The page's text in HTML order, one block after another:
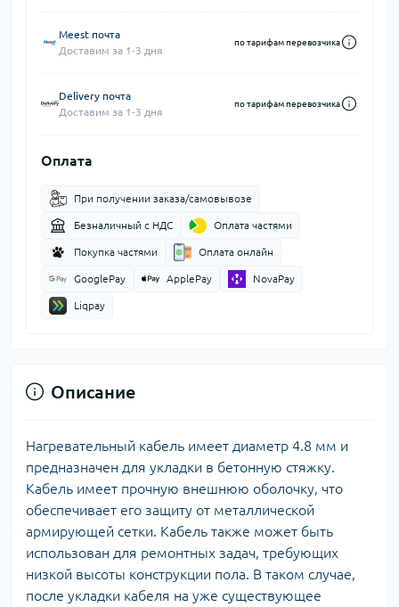
Meest почта
Доставим за 1-3 дня
по тарифам перевозчика
Delivery почта
Доставим за 1-3 дня
по тарифам перевозчика
Оплата
При получении заказа/самовывозе
Безналичный с НДС Оплата частями
Покупка частями Оплата онлайн
GooglePay ApplePay NovaPay
Liqpay
Описание
Нагревательный кабель имеет диаметр 4.8 мм и
предназначен для укладки в бетонную стяжку.
Кабель имеет прочную внешнюю оболочку, что
обеспечивает его защиту от металлической
армирующей сетки. Кабель также может быть
использован для ремонтных задач, требующих
низкой высоты конструкции пола. В таком случае,
после укладки кабеля на уже существующее